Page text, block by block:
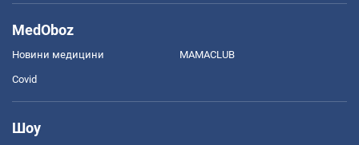
MedOboz
Новини медицини MAMACLUB
Covid
Шоу